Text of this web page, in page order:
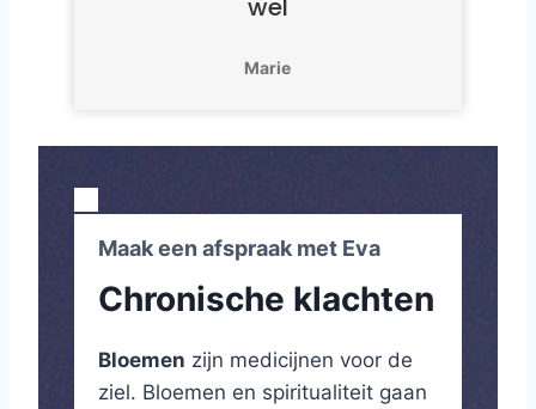
wel
Marie
Maak een afspraak met Eva
Chronische klachten
Bloemen zijn medicijnen voor de
ziel. Bloemen en spiritualiteit gaan